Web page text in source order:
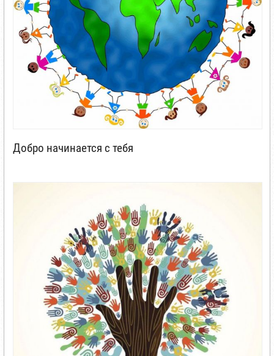
Добро начинается с тебя